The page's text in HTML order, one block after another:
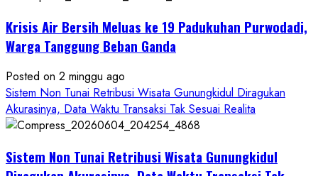
Krisis Air Bersih Meluas ke 19 Padukuhan Purwodadi,
Warga Tanggung Beban Ganda
Posted on 2 minggu ago
Sistem Non Tunai Retribusi Wisata Gunungkidul Diragukan
Akurasinya, Data Waktu Transaksi Tak Sesuai Realita
Sistem Non Tunai Retribusi Wisata Gunungkidul